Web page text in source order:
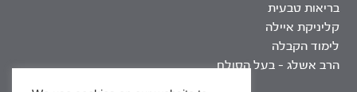
בריאות טבעית
קליניקת איילה
לימוד הקבלה
הרב אשלג – בעל הסולם